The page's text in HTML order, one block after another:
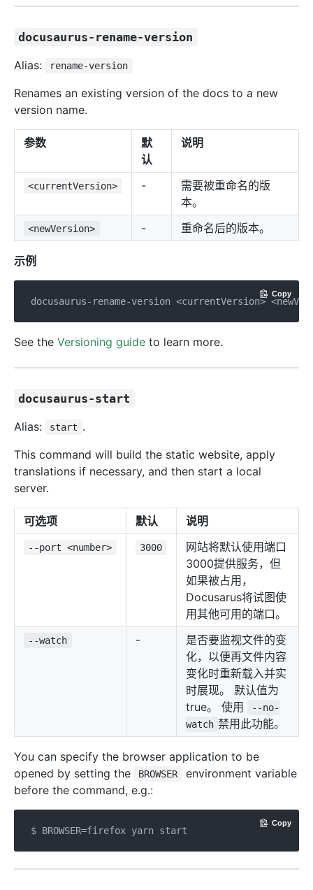
docusaurus-rename-version
Alias:
rename-version
Renames an existing version of the docs to a new
version name.
参数
默
认
说明
<currentVersion> -
需要被重命名的版
本。
<newVersion> - 重命名后的版本。
示例
Copy
See the Versioning guide to learn more.
docusaurus-start
Alias:
start .
This command will build the static website, apply
translations if necessary, and then start a local
server.
可选项 默认 说明
--port <number> 3000
网站将默认使用端口
3000提供服务，但
如果被占用，
Docusarus将试图使
用其他可用的端口。
--watch -
是否要监视文件的变
化，以便再文件内容
变化时重新载入并实
时展现。 默认值为
true。 使用
--no-
watch 禁用此功能。
You can specify the browser application to be
opened by setting the
BROWSER
environment variable
before the command, e.g.:
Copy